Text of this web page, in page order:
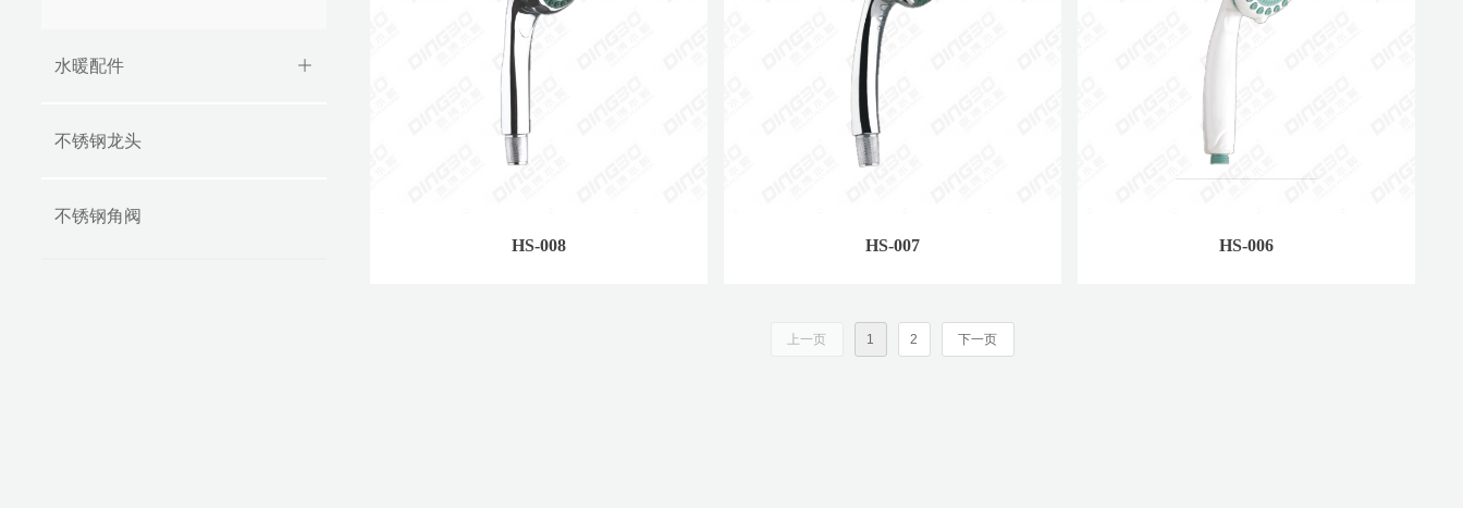
ꄶ
水暖配件
不锈钢龙头
不锈钢角阀
HS-008 HS-007 HS-006
上一页 1 2 下一页